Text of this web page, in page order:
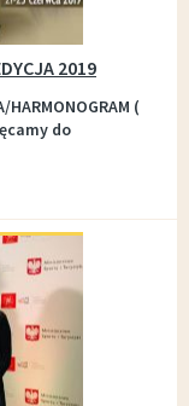
2019
(
do